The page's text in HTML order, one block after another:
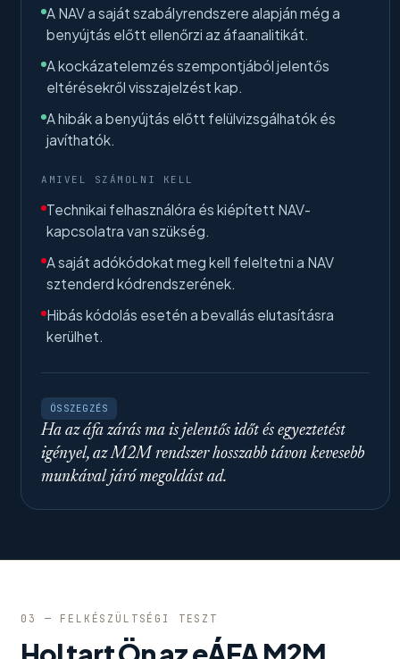
A NAV a saját szabályrendszere alapján még a
benyújtás előtt ellenőrzi az áfaanalitikát.
A kockázatelemzés szempontjából jelentős
eltérésekről visszajelzést kap.
A hibák a benyújtás előtt felülvizsgálhatók és
javíthatók.
AMIVEL SZÁMOLNI KELL
Technikai felhasználóra és kiépített NAV-
kapcsolatra van szükség.
A saját adókódokat meg kell feleltetni a NAV
sztenderd kódrendszerének.
Hibás kódolás esetén a bevallás elutasításra
kerülhet.
ÖSSZEGZÉS
Ha az áfa zárás ma is jelentős időt és egyeztetést
igényel, az M2M rendszer hosszabb távon kevesebb
munkával járó megoldást ad.
03 — FELKÉSZÜLTSÉGI TESZT